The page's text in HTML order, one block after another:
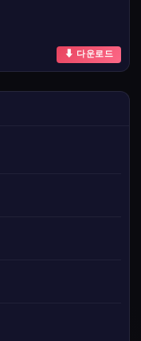
⬇ 다운로드